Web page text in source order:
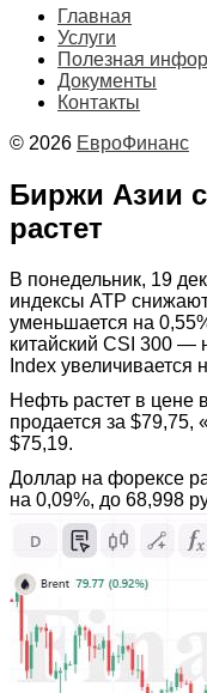
Главная
Услуги
Полезная
Документы
Контакты
© 2026 ЕвроФинанс
Биржи Азии
растет
В понедельник, 19
индексы АТР
уменьшается на
китайский CSI 300 —
Index увеличивается
Нефть растет в цене
продается за $79,75,
$75,19.
Доллар на форексе
на 0,09%, до 68,998